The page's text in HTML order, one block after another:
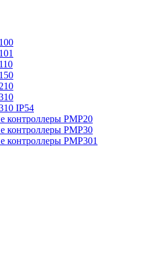
IP54
контроллеры PMP20
контроллеры PMP30
контроллеры PMP301